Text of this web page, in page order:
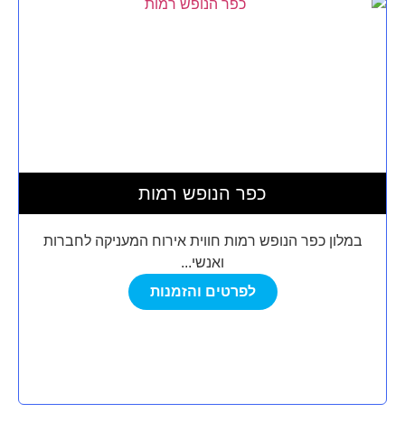
כפר הנופש רמות
במלון כפר הנופש רמות חווית אירוח המעניקה לחברות
ואנשי...
לפרטים והזמנות